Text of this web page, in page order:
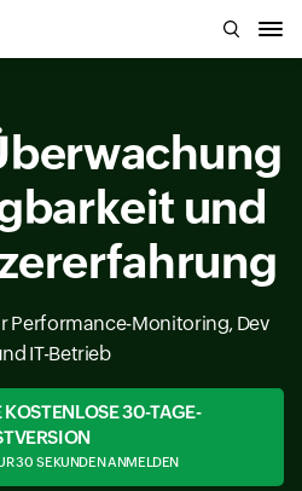
und
Performance-Monitoring, Dev
IT-Betrieb
KOSTENLOSE 30-TAGE-
30 SEKUNDEN ANMELDEN